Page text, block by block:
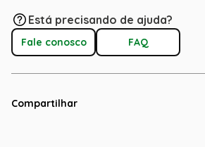
Está precisando de ajuda?
Fale conosco FAQ
Compartilhar